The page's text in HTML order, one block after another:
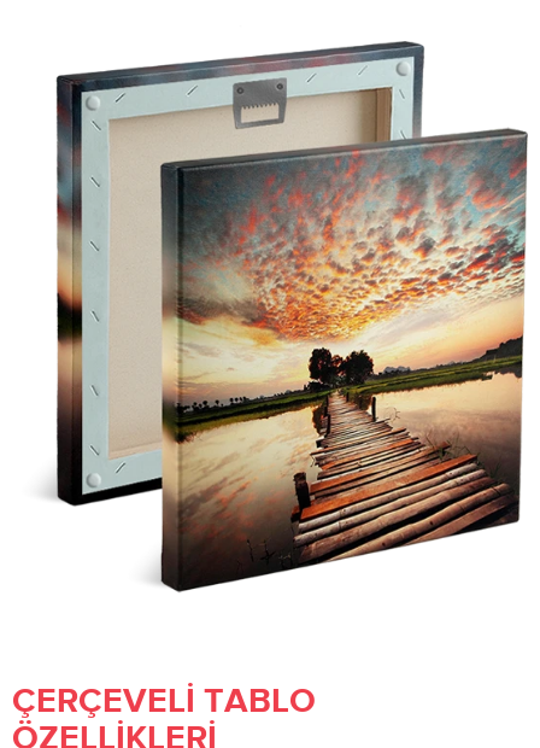
ÇERÇEVELI TABLO
ÖZELLIKLERI